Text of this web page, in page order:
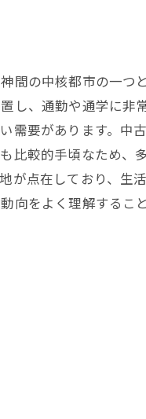
クリスト
魅力
間の中核都市の一つ
し、通勤や通学に非
需要があります。中
比較的手頃なため、
が点在しており、生
向をよく理解するこ